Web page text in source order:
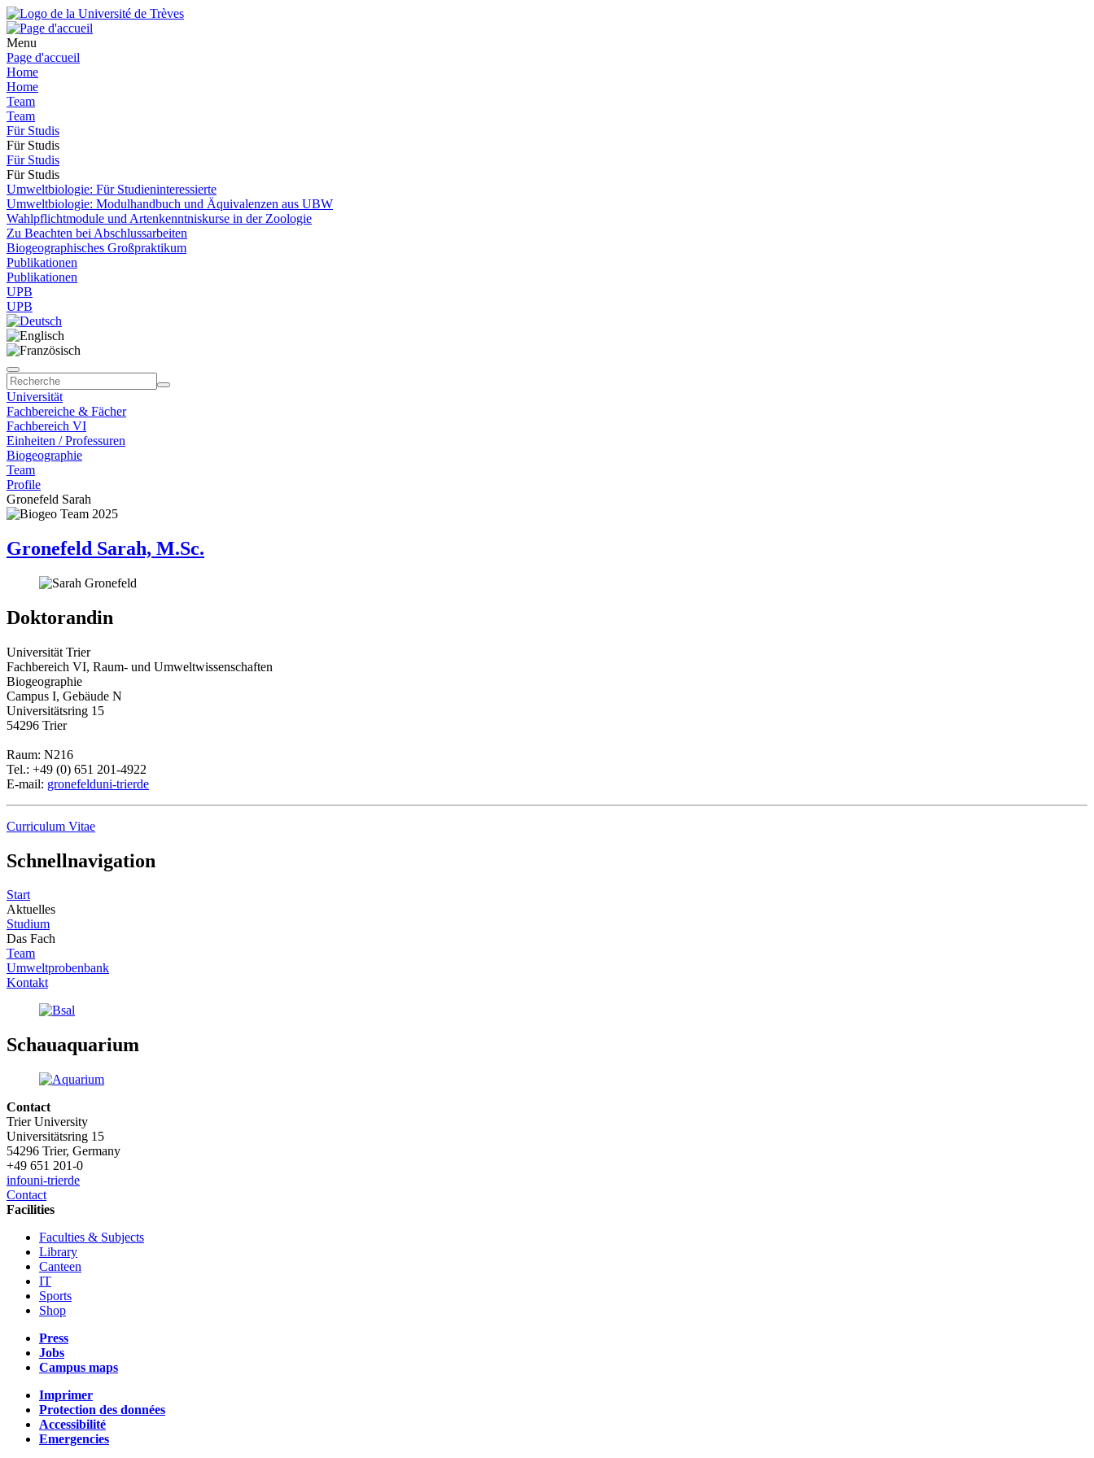
Menu
Page d'accueil
Home
Home
Team
Team
Für Studis
Für Studis
Für Studis
Für Studis
Umweltbiologie: Für Studieninteressierte
Umweltbiologie: Modulhandbuch und Äquivalenzen aus UBW
Wahlpflichtmodule und Artenkenntniskurse in der Zoologie
Zu Beachten bei Abschlussarbeiten
Biogeographisches Großpraktikum
Publikationen
Publikationen
UPB
UPB
Universität
Fachbereiche & Fächer
Fachbereich VI
Einheiten / Professuren
Biogeographie
Team
Profile
Gronefeld Sarah
Gronefeld Sarah, M.Sc.
Doktorandin
Universität Trier
Fachbereich VI, Raum- und Umweltwissenschaften
Biogeographie
Campus I, Gebäude N
Universitätsring 15
54296 Trier
Raum: N216
Tel.: +49 (0) 651 201-4922
E-mail: gronefelduni-trierde
Curriculum Vitae
Schnellnavigation
Start
Aktuelles
Studium
Das Fach
Team
Umweltprobenbank
Kontakt
Schauaquarium
Contact
Trier University
Universitätsring 15
54296 Trier, Germany
+49 651 201-0
infouni-trierde
Contact
Facilities
Faculties & Subjects
Library
Canteen
IT
Sports
Shop
Press
Jobs
Campus maps
Imprimer
Protection des données
Accessibilité
Emergencies